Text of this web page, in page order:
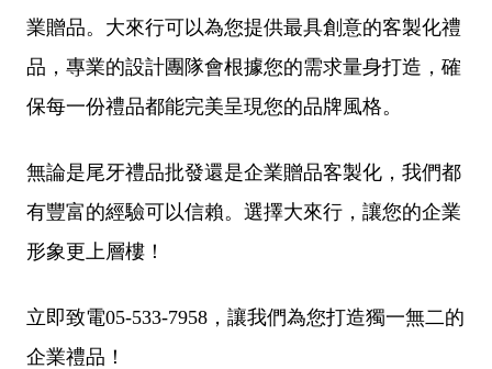
業贈品。大來行可以為您提供最具創意的客製化禮
品，專業的設計團隊會根據您的需求量身打造，確
保每一份禮品都能完美呈現您的品牌風格。
無論是尾牙禮品批發還是企業贈品客製化，我們都
有豐富的經驗可以信賴。選擇大來行，讓您的企業
形象更上層樓！
立即致電05-533-7958，讓我們為您打造獨一無二的
企業禮品！